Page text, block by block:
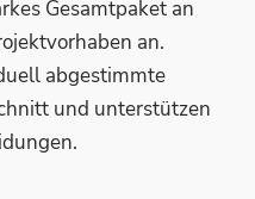
Gesamtpaket an
an.
abgestimmte
und unterstützen